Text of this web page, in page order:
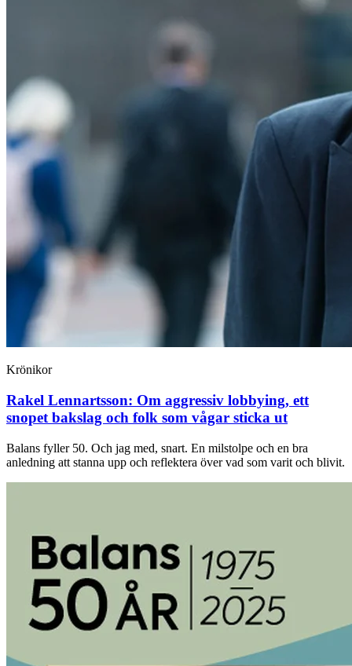
Krönikor
Rakel Lennartsson: Om aggressiv lobbying, ett
snopet bakslag och folk som vågar sticka ut
Balans fyller 50. Och jag med, snart. En milstolpe och en bra
anledning att stanna upp och reflektera över vad som varit och blivit.